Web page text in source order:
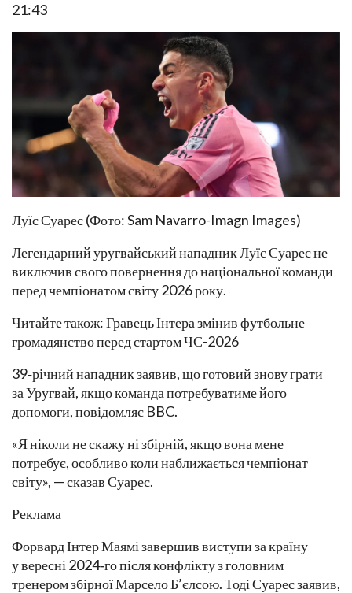
21:43
Луїс Суарес (Фото: Sam Navarro-Imagn Images)
Легендарний уругвайський нападник Луїс Суарес не
виключив свого повернення до національної команди
перед чемпіонатом світу 2026 року.
Читайте також: Гравець Інтера змінив футбольне
громадянство перед стартом ЧС-2026
39‑річний нападник заявив, що готовий знову грати
за Уругвай, якщо команда потребуватиме його
допомоги, повідомляє BBC.
«Я ніколи не скажу ні збірній, якщо вона мене
потребує, особливо коли наближається чемпіонат
світу», — сказав Суарес.
Реклама
Форвард Інтер Маямі завершив виступи за країну
у вересні 2024‑го після конфлікту з головним
тренером збірної Марсело Б’єлсою. Тоді Суарес заявив,